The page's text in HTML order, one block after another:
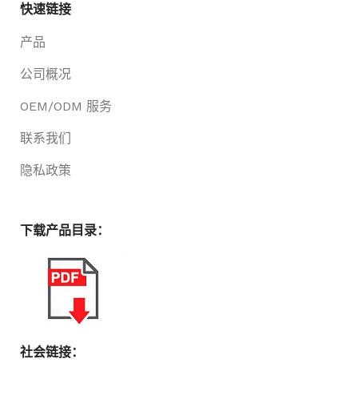
快速链接
产品
公司概况
OEM/ODM 服务
联系我们
隐私政策
下载产品目录：
社会链接：